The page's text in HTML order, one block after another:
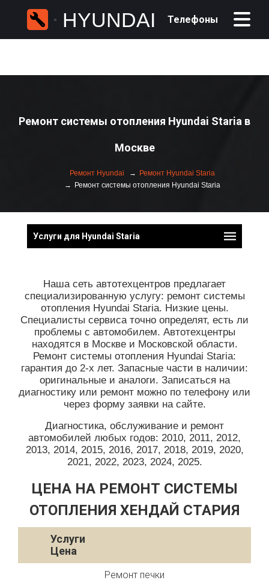
HYUNDAI Телефоны
Ремонт системы отопления Hyundai Staria в
Москве
Ремонт Hyundai
Ремонт Hyundai Staria
Ремонт системы отопления Hyundai Staria
Услуги для Hyundai Staria
Наша сеть автотехцентров предлагает
специализированную услугу: ремонт системы
отопления Hyundai Staria. Низкие цены.
Специалисты сервиса точно определят, есть ли
проблемы с автомобилем. Автотехцентры
находятся в Москве и Московской области.
Ремонт системы отопления Hyundai Staria:
гарантия до 2-х лет. Запасные части в наличии:
оригинальные и аналоги. Записаться на
диагностику или ремонт можно по телефону или
через форму заявки на сайте.
Диагностика, обслуживание и ремонт
автомобилей любых годов: 2010, 2011, 2012,
2013, 2014, 2015, 2016, 2017, 2018, 2019, 2020,
2021, 2022, 2023, 2024, 2025.
ЦЕНА НА РЕМОНТ СИСТЕМЫ
ОТОПЛЕНИЯ ХЕНДАЙ СТАРИЯ
Услуги
Цена
Ремонт печки